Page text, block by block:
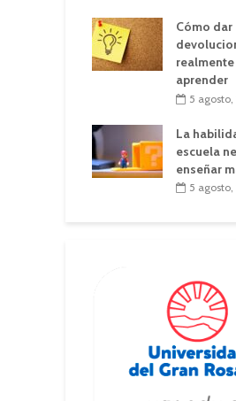
Cómo dar
aprender
5 agosto,
La
escuela
enseñar
5 agosto,